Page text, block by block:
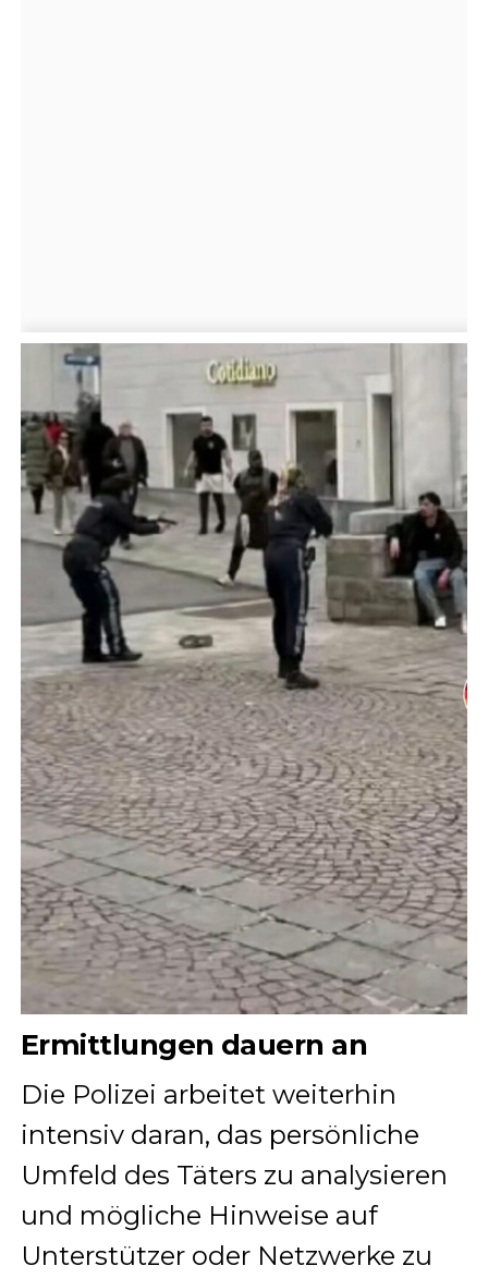
Ermittlungen dauern an
Die Polizei arbeitet weiterhin
intensiv daran, das persönliche
Umfeld des Täters zu analysieren
und mögliche Hinweise auf
Unterstützer oder Netzwerke zu